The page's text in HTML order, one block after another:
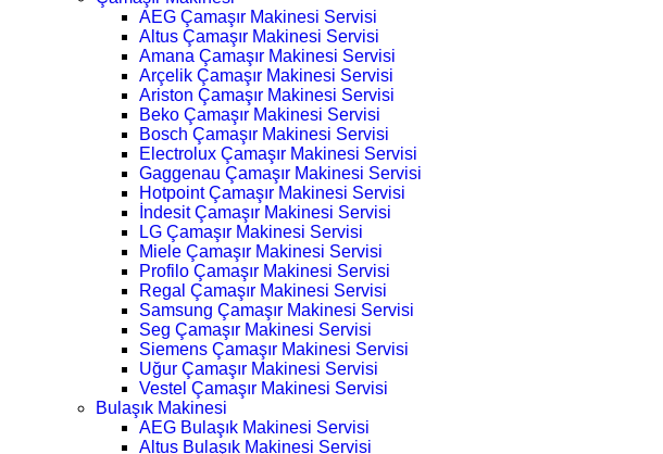
AEG Çamaşır Makinesi Servisi
Altus Çamaşır Makinesi Servisi
Amana Çamaşır Makinesi Servisi
Arçelik Çamaşır Makinesi Servisi
Ariston Çamaşır Makinesi Servisi
Beko Çamaşır Makinesi Servisi
Bosch Çamaşır Makinesi Servisi
Electrolux Çamaşır Makinesi Servisi
Gaggenau Çamaşır Makinesi Servisi
Hotpoint Çamaşır Makinesi Servisi
İndesit Çamaşır Makinesi Servisi
LG Çamaşır Makinesi Servisi
Miele Çamaşır Makinesi Servisi
Profilo Çamaşır Makinesi Servisi
Regal Çamaşır Makinesi Servisi
Samsung Çamaşır Makinesi Servisi
Seg Çamaşır Makinesi Servisi
Siemens Çamaşır Makinesi Servisi
Uğur Çamaşır Makinesi Servisi
Vestel Çamaşır Makinesi Servisi
Bulaşık Makinesi
AEG Bulaşık Makinesi Servisi
Altus Bulaşık Makinesi Servisi